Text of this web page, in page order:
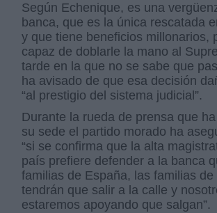
Según Echenique, es una
banca, que es la única rescatada
y que tiene beneficios millonarios,
capaz de doblarle la mano al
tarde en la que no se sabe que
ha avisado de que esa decisión
“al prestigio del sistema judicial”.
Durante la rueda de prensa que
su sede el partido morado ha
“si se confirma que la alta
país prefiere defender a la banca
familias de España, las familias de
tendrán que salir a la calle y
estaremos apoyando que salgan”.